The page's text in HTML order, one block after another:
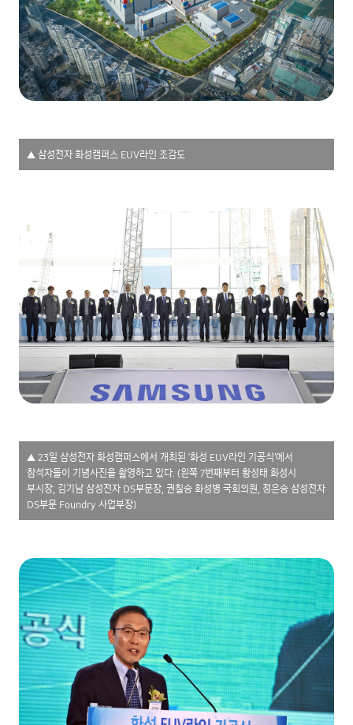
▲ 삼성전자 화성캠퍼스 EUV라인 조감도
▲ 23일 삼성전자 화성캠퍼스에서 개최된 ‘화성 EUV라인 기공식’에서
참석자들이 기념사진을 촬영하고 있다. (왼쪽 7번째부터 황성태 화성시
부시장, 김기남 삼성전자 DS부문장, 권칠승 화성병 국회의원, 정은승 삼성전자
DS부문 Foundry 사업부장)